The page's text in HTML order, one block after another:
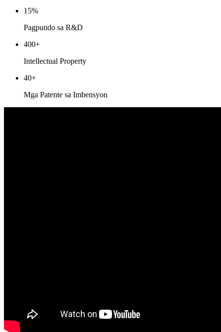
15%
Pagpundo sa R&D
400+
Intellectual Property
40+
Mga Patente sa Imbensyon